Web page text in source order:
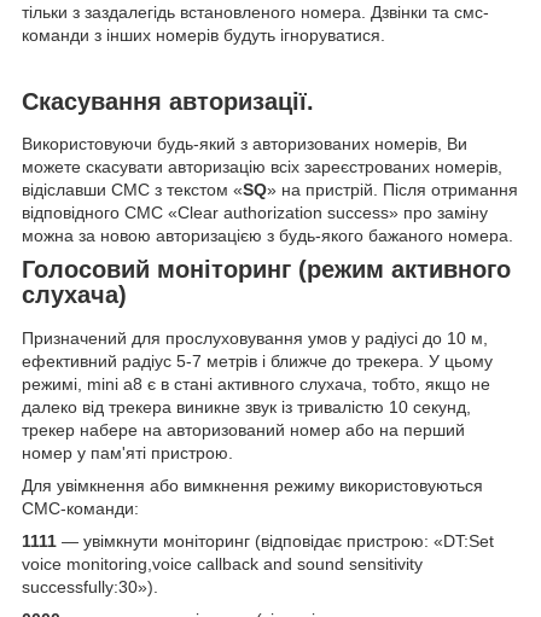
тільки з заздалегідь встановленого номера. Дзвінки та смс-
команди з інших номерів будуть ігноруватися.
Скасування авторизації.
Використовуючи будь-який з авторизованих номерів, Ви
можете скасувати авторизацію всіх зареєстрованих номерів,
відіславши СМС з текстом «SQ» на пристрій. Після отримання
відповідного СМС «Clear authorization success» про заміну
можна за новою авторизацією з будь-якого бажаного номера.
Голосовий моніторинг (режим активного
слухача)
Призначений для прослуховування умов у радіусі до 10 м,
ефективний радіус 5-7 метрів і ближче до трекера. У цьому
режимі, mini a8 є в стані активного слухача, тобто, якщо не
далеко від трекера виникне звук із тривалістю 10 секунд,
трекер набере на авторизований номер або на перший
номер у пам'яті пристрою.
Для увімкнення або вимкнення режиму використовуються
СМС-команди:
1111 — увімкнути моніторинг (відповідає пристрою: «DT:Set
voice monitoring,voice callback and sound sensitivity
successfully:30»).